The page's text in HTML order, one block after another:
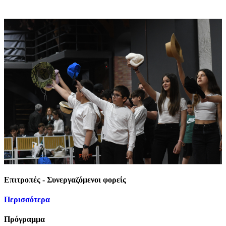
Επιτροπές - Συνεργαζόμενοι φορείς
Περισσότερα
Πρόγραμμα